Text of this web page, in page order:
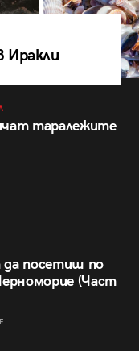
Иракли
таралежите
да посетиш по
(Част